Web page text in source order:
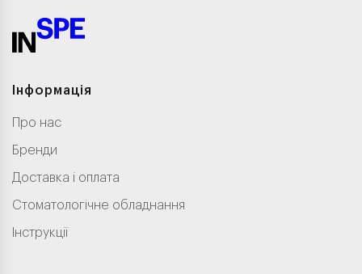
Інформація
Про нас
Бренди
Доставка і оплата
Стоматологічне обладнання
Інструкції